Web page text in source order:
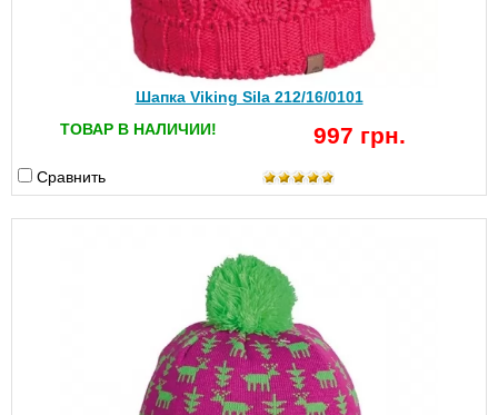
Шапка Viking Sila 212/16/0101
ТОВАР В НАЛИЧИИ!
997 грн.
Сравнить